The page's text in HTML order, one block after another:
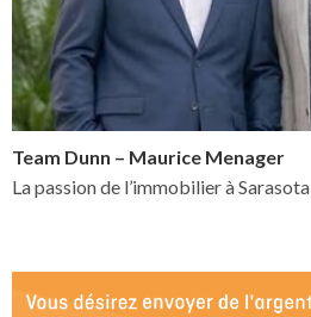
Team Dunn – Maurice Menager
La passion de l’immobilier à Sarasota